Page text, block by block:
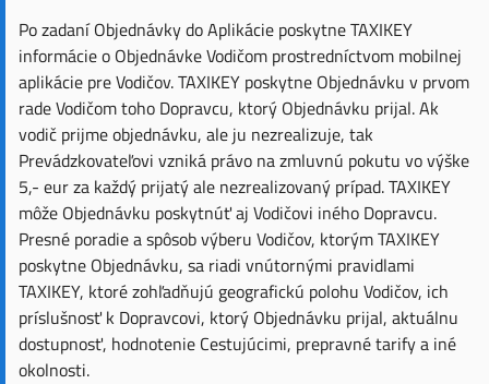
Po zadaní Objednávky do Aplikácie poskytne TAXIKEY
informácie o Objednávke Vodičom prostredníctvom mobilnej
aplikácie pre Vodičov. TAXIKEY poskytne Objednávku v prvom
rade Vodičom toho Dopravcu, ktorý Objednávku prijal. Ak
vodič prijme objednávku, ale ju nezrealizuje, tak
Prevádzkovateľovi vzniká právo na zmluvnú pokutu vo výške
5,- eur za každý prijatý ale nezrealizovaný prípad. TAXIKEY
môže Objednávku poskytnúť aj Vodičovi iného Dopravcu.
Presné poradie a spôsob výberu Vodičov, ktorým TAXIKEY
poskytne Objednávku, sa riadi vnútornými pravidlami
TAXIKEY, ktoré zohľadňujú geografickú polohu Vodičov, ich
príslušnosť k Dopravcovi, ktorý Objednávku prijal, aktuálnu
dostupnosť, hodnotenie Cestujúcimi, prepravné tarify a iné
okolnosti.